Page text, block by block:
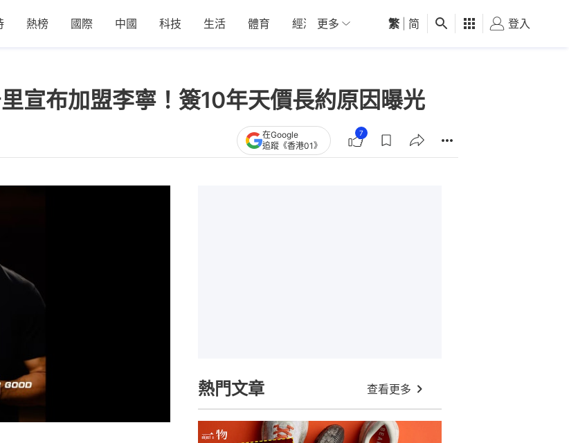
熱榜 國際 中國 科技 生活 體育 經濟 01深圳 觀點 健康 好食玩飛
更多 繁 简 登入
宣布加盟李寧！簽10年天價長約原因曝光
在Google
追蹤《香港01》
7
熱門文章 查看更多